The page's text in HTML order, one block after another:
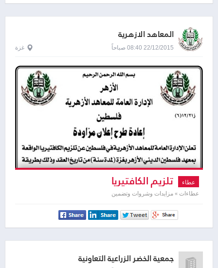
المعاهد الازهرية
22/12/2015 08:40 صباحاً غزة
عطاء تلزيم الكافتيريا
عطاءات » مزايدات وشروات وتضمين
جمعية الخضر الزراعية التعاونية